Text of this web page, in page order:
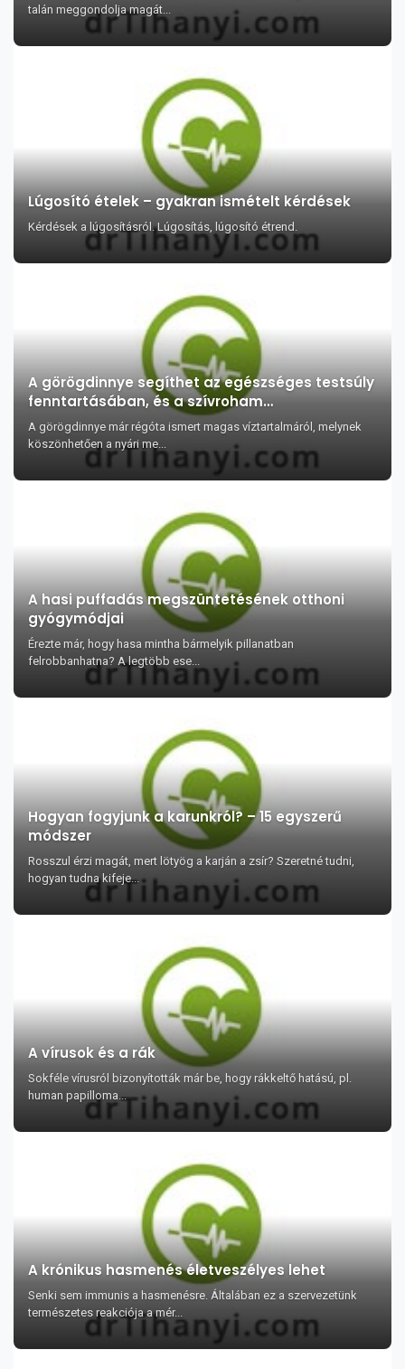
talán meggondolja magát...
Lúgosító ételek – gyakran ismételt kérdések
Kérdések a lúgosításról. Lúgosítás, lúgosító étrend.
A görögdinnye segíthet az egészséges testsúly
fenntartásában, és a szívroham
megelőzésében?
A görögdinnye már régóta ismert magas víztartalmáról, melynek
köszönhetően a nyári me...
A hasi puffadás megszüntetésének otthoni
gyógymódjai
Érezte már, hogy hasa mintha bármelyik pillanatban
felrobbanhatna? A legtöbb ese...
Hogyan fogyjunk a karunkról? – 15 egyszerű
módszer
Rosszul érzi magát, mert lötyög a karján a zsír? Szeretné tudni,
hogyan tudna kifeje...
A vírusok és a rák
Sokféle vírusról bizonyították már be, hogy rákkeltő hatású, pl.
human papilloma...
A krónikus hasmenés életveszélyes lehet
Senki sem immunis a hasmenésre. Általában ez a szervezetünk
természetes reakciója a mér...